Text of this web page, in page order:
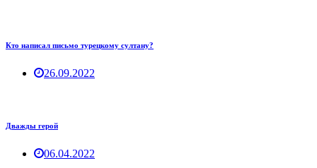
Кто написал письмо турецкому султану?
26.09.2022
Дважды герой
06.04.2022